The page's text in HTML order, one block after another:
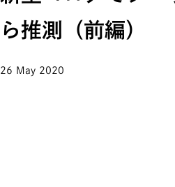
ら推測（前編）
26 May 2020